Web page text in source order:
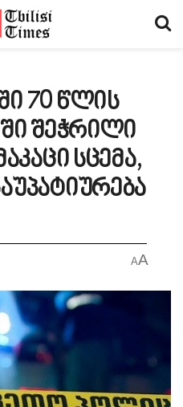
70 წლის
შეჭრილი
სცემა,
AA